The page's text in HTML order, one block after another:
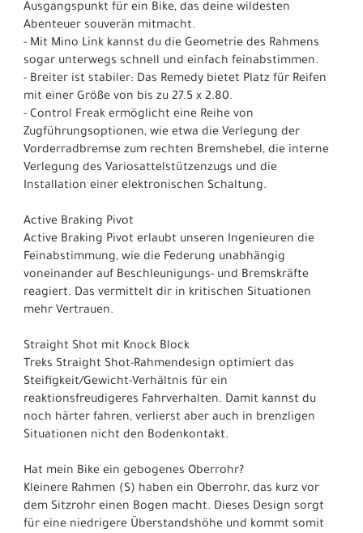
Ausgangspunkt für ein Bike, das deine wildesten
Abenteuer souverän mitmacht.
- Mit Mino Link kannst du die Geometrie des Rahmens
sogar unterwegs schnell und einfach feinabstimmen.
- Breiter ist stabiler: Das Remedy bietet Platz für Reifen
mit einer Größe von bis zu 27.5 x 2.80.
- Control Freak ermöglicht eine Reihe von
Zugführungsoptionen, wie etwa die Verlegung der
Vorderradbremse zum rechten Bremshebel, die interne
Verlegung des Variosattelstützenzugs und die
Installation einer elektronischen Schaltung.
Active Braking Pivot
Active Braking Pivot erlaubt unseren Ingenieuren die
Feinabstimmung, wie die Federung unabhängig
voneinander auf Beschleunigungs- und Bremskräfte
reagiert. Das vermittelt dir in kritischen Situationen
mehr Vertrauen.
Straight Shot mit Knock Block
Treks Straight Shot-Rahmendesign optimiert das
Steifigkeit/Gewicht-Verhältnis für ein
reaktionsfreudigeres Fahrverhalten. Damit kannst du
noch härter fahren, verlierst aber auch in brenzligen
Situationen nicht den Bodenkontakt.
Hat mein Bike ein gebogenes Oberrohr?
Kleinere Rahmen (S) haben ein Oberrohr, das kurz vor
dem Sitzrohr einen Bogen macht. Dieses Design sorgt
für eine niedrigere Überstandshöhe und kommt somit